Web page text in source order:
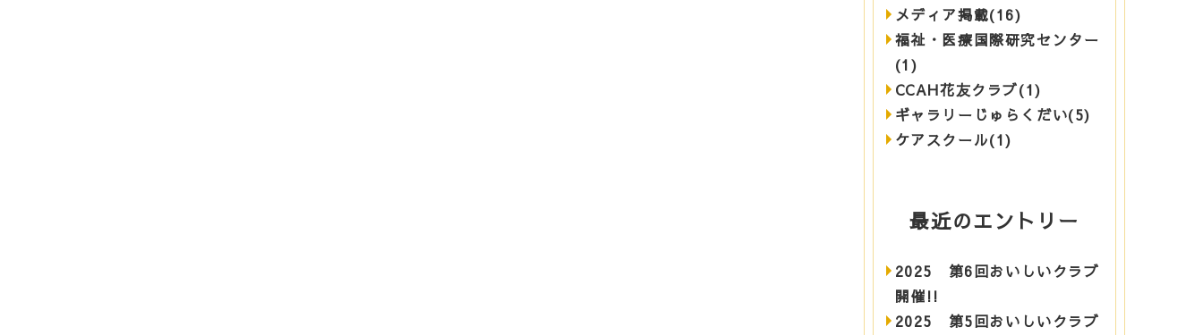
メディア掲載(16)
福祉・医療国際研究センター
(1)
CCAH花友クラブ(1)
ギャラリーじゅらくだい(5)
ケアスクール(1)
最近のエントリー
2025 第6回おいしいクラブ
開催!!
2025 第5回おいしいクラブ